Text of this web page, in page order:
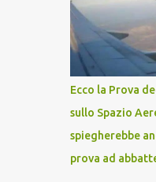
lo scopo della
tempo
del Capo, era
andava bene
Ambiente"!
Ecco la Prova
sullo Spazio
spiegherebbe
prova ad